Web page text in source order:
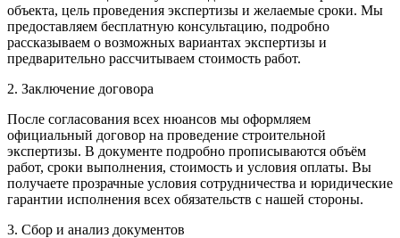
объекта, цель проведения экспертизы и желаемые сроки. Мы
предоставляем бесплатную консультацию, подробно
рассказываем о возможных вариантах экспертизы и
предварительно рассчитываем стоимость работ.
2. Заключение договора
После согласования всех нюансов мы оформляем
официальный договор на проведение строительной
экспертизы. В документе подробно прописываются объём
работ, сроки выполнения, стоимость и условия оплаты. Вы
получаете прозрачные условия сотрудничества и юридические
гарантии исполнения всех обязательств с нашей стороны.
3. Сбор и анализ документов